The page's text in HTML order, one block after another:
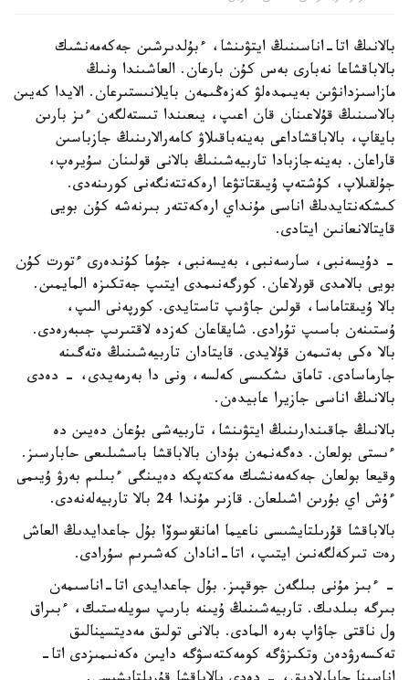
بالانىڭ اتا-اناسىنىڭ ايتۋىنشا، ءبۇلدىرشىن جەكەمەنشىك
بالاباقشاعا نەبارى بەس كۇن بارعان. العاشىندا ونىڭ
مازاسىزدانۋىن بەيىمدەلۋ كەزەڭىمەن بايلانىستىرعان. الايدا كەيىن
بالاسىنىڭ قۇلاعىنان قان اعىپ، يىعىندا تىستەلگەن ءىز بارىن
بايقاپ، بالاباقشاداعى بەينەباقىلاۋ كامەرالارىنىڭ جازباسىن
قاراعان. بەينەجازبادا تاربيەشىنىڭ بالانى قولىنان سۇيرەپ،
جۇلقىلاپ، كۇشتەپ ۇيىقتاتۋعا ارەكەتتەنگەنى كورىنەدى.
كىشكەنتايدىڭ اناسى مۇنداي ارەكەتتەر بىرنەشە كۇن بويى
قايتالانعانىن ايتادى.
- دۇيسەنبى، سارسەنبى، بەيسەنبى، جۇما كۇندەرى ءتورت كۇن
بويى بالامدى قورلاعان. كورگەنىمدى ايتىپ جەتكىزە المايمىن.
بالا ۇيىقتاماسا، قولىن جاۋىپ تاستايدى. كورپەنى الىپ،
ۇستىنەن باسىپ تۇرادى. شايقاعان كەزدە لاقتىرىپ جىبەرەدى.
بالا ەكى بەتىمەن قۇلايدى. قايتادان تاربيەشىنىڭ ەتەگىنە
جارماسادى. تاماق ىشكىسى كەلسە، ونى دا بەرمەيدى، - دەدى
بالانىڭ اناسى جازيرا عابيدەن.
بالانىڭ جاقىندارىنىڭ ايتۋىنشا، تاربيەشى بۇعان دەيىن دە
ءىستى بولعان. دەگەنمەن بۇدان بالاباقشا باسشىلىعى حابارسىز.
وقيعا بولعان جەكەمەنشىك مەكتەپكە دەيىنگى ءبىلىم بەرۋ ۇيىمى
ءۇش اي بۇرىن اشىلعان. قازىر مۇندا 24 بالا تاربيەلەنەدى.
بالاباقشا قۇرىلتايشىسى ناعيما امانقوسوۆا بۇل جاعدايدىڭ العاش
رەت تىركەلگەنىن ايتىپ، اتا-انادان كەشىرىم سۇرادى.
- ءبىز مۇنى بىلگەن جوقپىز. بۇل جاعدايدى اتا-اناسىمەن
بىرگە بىلدىك. تاربيەشىنىڭ ۇيىنە بارىپ سويلەستىك، ءبىراق
ول ناقتى جاۋاپ بەرە المادى. بالانى تولىق مەديتسينالىق
تەكسەرۋدەن وتكىزۋگە كومەكتەسۋگە دايىن ەكەنىمىزدى اتا-